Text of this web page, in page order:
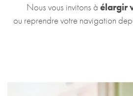
Nous vous invitons à élargir
ou reprendre votre navigation